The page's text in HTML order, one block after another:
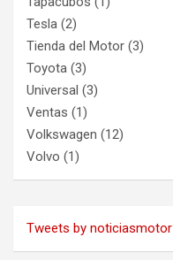
Tesla (2)
Tienda del Motor (3)
Toyota (3)
Universal (3)
Ventas (1)
Volkswagen (12)
Volvo (1)
Tweets by noticiasmotor